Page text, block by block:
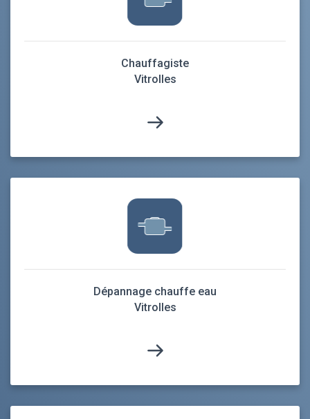
Chauffagiste
Vitrolles
Dépannage chauffe eau
Vitrolles